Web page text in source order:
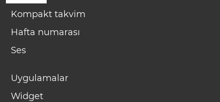
Kompakt takvim
Hafta numarası
Ses
Uygulamalar
Widget